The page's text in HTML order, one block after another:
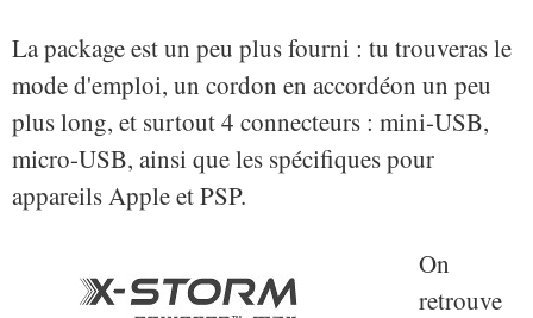
La package est un peu plus fourni : tu trouveras le
mode d'emploi, un cordon en accordéon un peu
plus long, et surtout 4 connecteurs : mini-USB,
micro-USB, ainsi que les spécifiques pour
appareils Apple et PSP.
On
retrouve